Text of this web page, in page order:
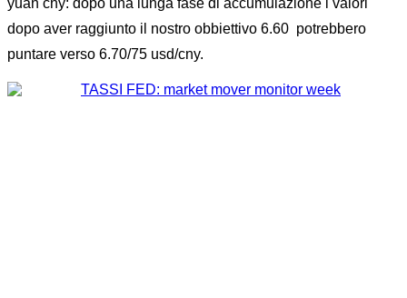
yuan cny: dopo una lunga fase di accumulazione i valori
dopo aver raggiunto il nostro obbiettivo 6.60 potrebbero
puntare verso 6.70/75 usd/cny.